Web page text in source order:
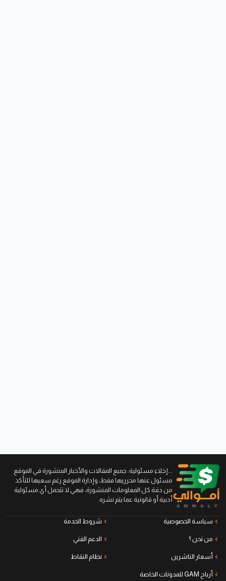
...إخلاء مسئولية: جميع المقالات والأخبار المنشورة في الموقع
مسئول عنها محرريها فقط، وإدارة الموقع رغم سعيها للتأكد
من دقة كل المعلومات المنشورة، فهي لا تتحمل أي مسئولية
أدبية أو قانونية عما يتم نشره.
سياسة الخصوصية شروط الخدمة
من نحن ؟ الدعم الفني
أسعار الناشرين نظام النقاط
أرباح GAM للمدونات الخاصة